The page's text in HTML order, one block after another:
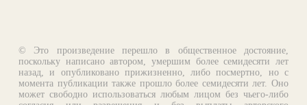
© Это произведение перешло в общественное достояние,
поскольку написано автором, умершим более семидесяти лет
назад, и опубликовано прижизненно, либо посмертно, но с
момента публикации также прошло более семидесяти лет. Оно
может свободно использоваться любым лицом без чьего-либо